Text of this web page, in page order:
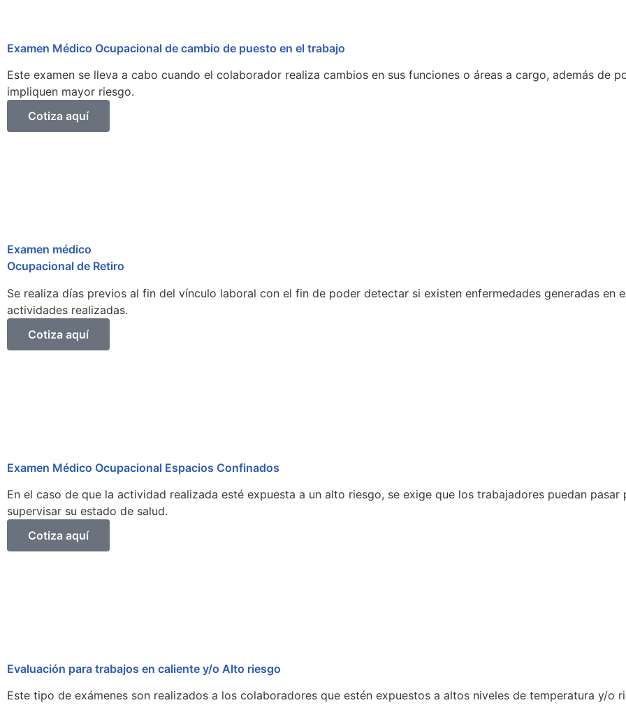
Examen Médico Ocupacional de cambio de puesto en el trabajo
Este examen se lleva a cabo cuando el colaborador realiza cambios en sus funciones o áreas a cargo, además de
impliquen mayor riesgo.
Cotiza aquí
Examen médico
Ocupacional de Retiro
Se realiza días previos al fin del vínculo laboral con el fin de poder detectar si existen enfermedades generadas en
actividades realizadas.
Cotiza aquí
Examen Médico Ocupacional Espacios Confinados
En el caso de que la actividad realizada esté expuesta a un alto riesgo, se exige que los trabajadores puedan pasar
supervisar su estado de salud.
Cotiza aquí
Evaluación para trabajos en caliente y/o Alto riesgo
Este tipo de exámenes son realizados a los colaboradores que estén expuestos a altos niveles de temperatura y/o